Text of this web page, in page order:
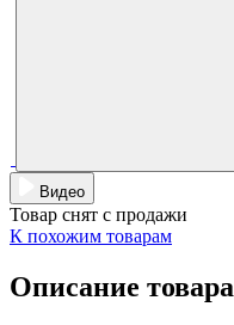
Видео
Товар снят с продажи
К похожим товарам
Описание товара